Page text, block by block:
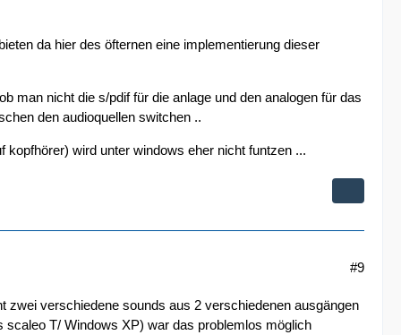
da hier des öfternen eine implementierung dieser
man nicht die s/pdif für die anlage und den analogen für das
den audioquellen switchen ..
kopfhörer) wird unter windows eher nicht funtzen ...
#9
verschiedene sounds aus 2 verschiedenen ausgängen
T/ Windows XP) war das problemlos möglich